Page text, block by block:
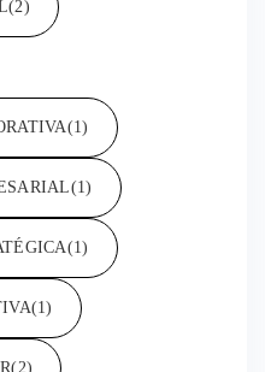
(2)
(1)
(1)
(1)
(1)
(2)